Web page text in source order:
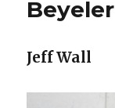
Beyeler
Jeff Wall